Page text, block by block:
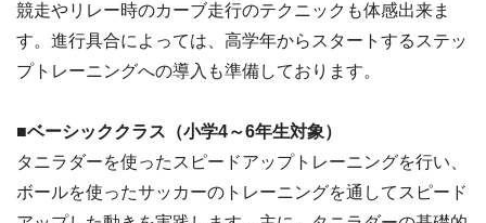
競走やリレー時のカーブ走行のテクニックも体感出来ま
す。進行具合によっては、高学年からスタートするステッ
プトレーニングへの導入も準備しております。
■ベーシッククラス（小学4～6年生対象）
タニラダーを使ったスピードアップトレーニングを行い、
ボールを使ったサッカーのトレーニングを通してスピード